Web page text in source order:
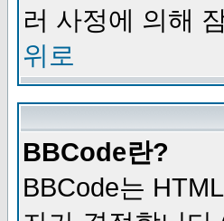
러 사정에 의해
위로
BBCode란?
BBCode는